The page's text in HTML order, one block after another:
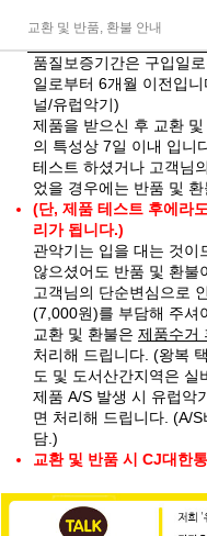
교환 및 반품, 환불 안내
품질보증기간은 구입일
일로부터 6개월 이전입
널/유럽악기)
제품을 받으신 후 교환
의 특성상 7일 이내 입니
테스트 하셨거나 고객님
었을 경우에는 반품 및
(단, 제품 테스트 후에라
리가 됩니다.)
관악기는 입을 대는 것이
않으셨어도 반품 및 환불
고객님의 단순변심으로
(7,000원)를 부담해 주셔
교환 및 환불은 제품수거
처리해 드립니다. (왕복
도 및 도서산간지역은 실
제품 A/S 발생 시 유럽악
면 처리해 드립니다. (A/
담.)
교환 및 반품 시 CJ대한